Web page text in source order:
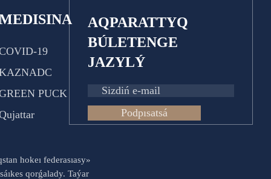
19
PUCK
AQPARATTYQ
BÚLETENGE
JAZYLÝ
Podpısatsá
hokeı federasıasy»
qorǵalady. Taýar